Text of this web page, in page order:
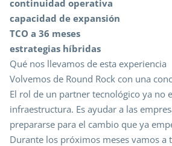
continuidad operativa
capacidad de expansión
TCO a 36 meses
estrategias híbridas
Qué nos llevamos de esta experiencia
Volvemos de Round Rock con una
El rol de un partner tecnológico ya no
infraestructura. Es ayudar a las
prepararse para el cambio que ya
Durante los próximos meses vamos a